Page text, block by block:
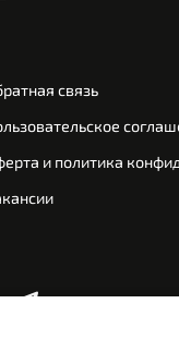
связь
и политика